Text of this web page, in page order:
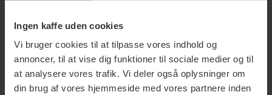
Ingen kaffe uden cookies
Vi bruger cookies til at tilpasse vores indhold og
annoncer, til at vise dig funktioner til sociale medier og til
at analysere vores trafik. Vi deler også oplysninger om
din brug af vores hjemmeside med vores partnere inden